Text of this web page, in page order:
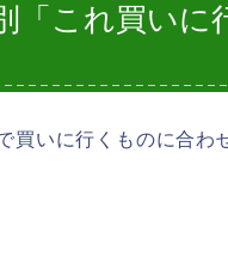
これ買いに
買いに行くものに合わ